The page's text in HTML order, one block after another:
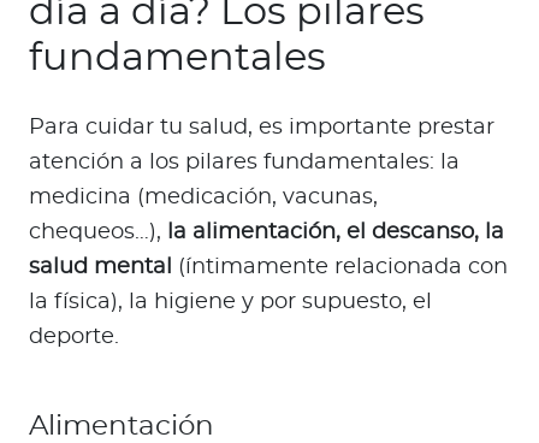
día a día? Los pilares
fundamentales
Para cuidar tu salud, es importante prestar
atención a los pilares fundamentales: la
medicina (medicación, vacunas,
chequeos…),
la alimentación, el descanso, la
salud mental
(íntimamente relacionada con
la física), la higiene y por supuesto, el
deporte.
Alimentación